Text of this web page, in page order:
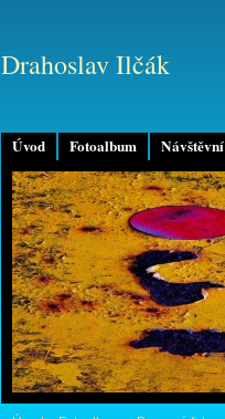
Úvod Fotoalbum
Drahoslav Ilčák